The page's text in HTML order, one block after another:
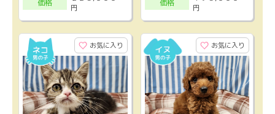
価格
円
価格
円
お気に入り お気に入り